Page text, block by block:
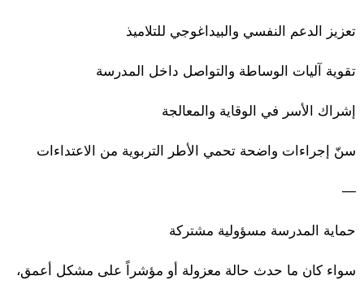
تعزيز الدعم النفسي والبيداغوجي للتلاميذ
تقوية آليات الوساطة والتواصل داخل المدرسة
إشراك الأسر في الوقاية والمعالجة
سنّ إجراءات واضحة تحمي الأطر التربوية من الاعتداءات
—
حماية المدرسة مسؤولية مشتركة
سواء كان ما حدث حالة معزولة أو مؤشراً على مشكل أعمق،